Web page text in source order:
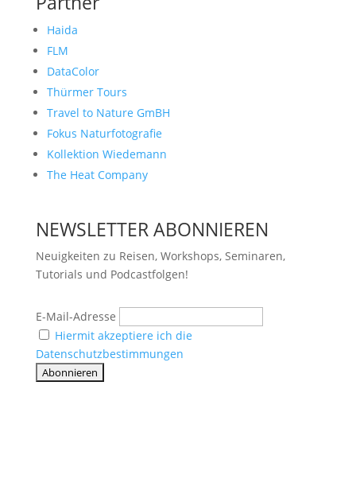
Haida
FLM
DataColor
Thürmer Tours
Travel to Nature GmBH
Fokus Naturfotografie
Kollektion Wiedemann
The Heat Company
NEWSLETTER ABONNIEREN
Neuigkeiten zu Reisen, Workshops, Seminaren,
Tutorials und Podcastfolgen!
E-Mail-Adresse
Hiermit akzeptiere ich die
Datenschutzbestimmungen